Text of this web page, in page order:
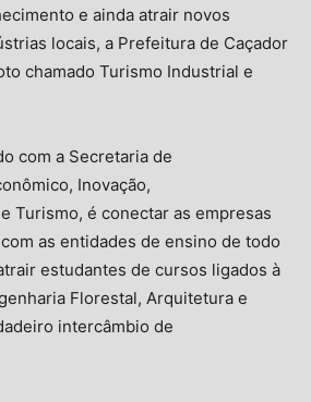
e ainda atrair novos
locais, a Prefeitura de Caçador
chamado Turismo Industrial e
com a Secretaria de
Inovação,
Turismo, é conectar as empresas
as entidades de ensino de todo
estudantes de cursos ligados à
Florestal, Arquitetura e
intercâmbio de